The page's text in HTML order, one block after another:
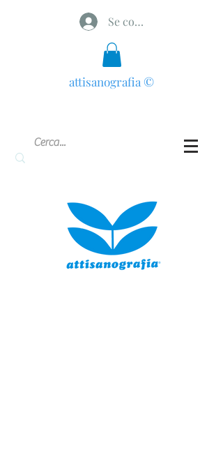
Se connecter
attisanografia ©